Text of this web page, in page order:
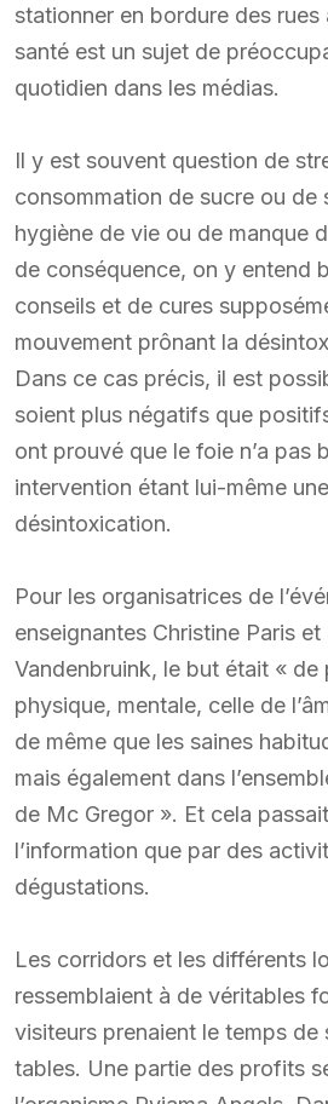
stationner en bordure des rues
santé est un sujet de
quotidien dans les médias.
Il y est souvent question de
consommation de sucre ou de
hygiène de vie ou de manque
de conséquence, on y entend
conseils et de cures
mouvement prônant la
Dans ce cas précis, il est
soient plus négatifs que
ont prouvé que le foie n’a pas
intervention étant lui-même
désintoxication.
Pour les organisatrices de
enseignantes Christine Paris et
Vandenbruink, le but était «
physique, mentale, celle de
de même que les saines
mais également dans
de Mc Gregor ». Et cela
l’information que par des
dégustations.
Les corridors et les différents
ressemblaient à de véritables
visiteurs prenaient le temps de
tables. Une partie des profits